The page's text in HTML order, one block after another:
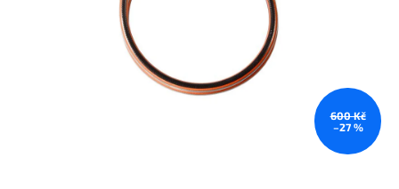
600 Kč
–27 %